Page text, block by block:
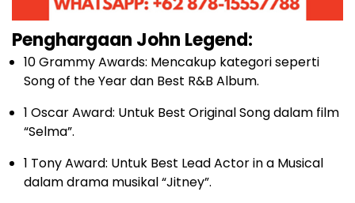
Penghargaan John Legend:
10 Grammy Awards: Mencakup kategori seperti
Song of the Year dan Best R&B Album.
1 Oscar Award: Untuk Best Original Song dalam film
“Selma”.
1 Tony Award: Untuk Best Lead Actor in a Musical
dalam drama musikal “Jitney”.